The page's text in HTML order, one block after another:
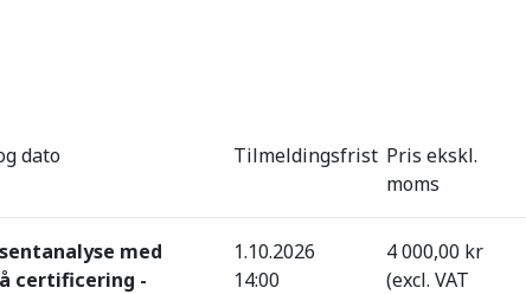
dato Tilmeldingsfrist Pris ekskl.
moms
med
certificering -
1.10.2026
14:00
4 000,00 kr
(excl. VAT